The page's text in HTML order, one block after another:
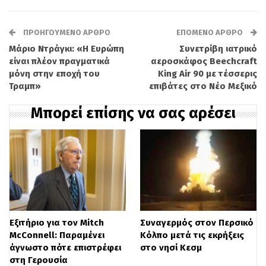
έργο που επιτέλεσε στο Εθνικό Σύστημα
Υγείας (NHS), αναγνωρίζοντας τη συμβολή
του στην αντιμετώπιση χρόνιων
Η παραίτηση λαμβάνει χώρα σε μια
ιδιαίτερα κρίσιμη συγκυρία για το
Εργατικό Κόμμα, μετά τα απογοητευτικά
αποτελέσματα των πρόσφατων τοπικών
εκλογών. Το κόμμα υπέστη βαριές
απώλειες, χάνοντας περίπου 1.500 έδρες,
ενώ έχασε τον έλεγχο στο Senedd της
ΠΡΟΗΓΟΎΜΕΝΟ ΆΡΘΡΟ
Μάριο Ντράγκι: «Η Ευρώπη
είναι πλέον πραγματικά
μόνη στην εποχή του
Τραμπ»
ΕΠΌΜΕΝΟ ΆΡΘΡΟ
Συνετρίβη ιατρικό
αεροσκάφος Beechcraft
King Air 90 με τέσσερις
επιβάτες στο Νέο Μεξικό
Μπορεί επίσης να σας αρέσει
Εξιτήριο για τον Mitch
McConnell: Παραμένει
άγνωστο πότε επιστρέφει
στη Γερουσία
Συναγερμός στον Περσικό
Κόλπο μετά τις εκρήξεις
στο νησί Κεσμ